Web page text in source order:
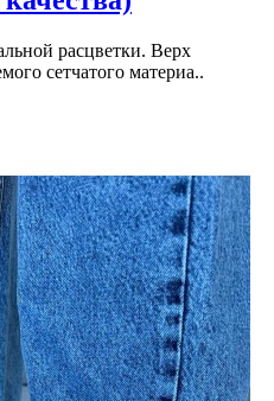
расцветки. Верх
сетчатого материа..